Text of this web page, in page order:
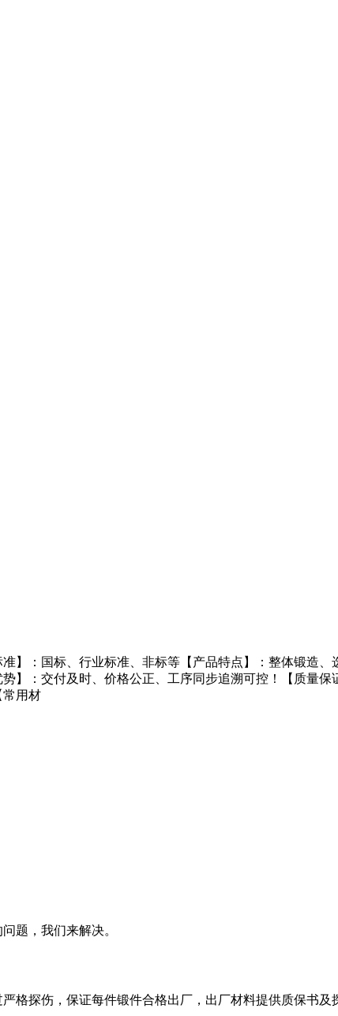
】：国标、行业标准、非标等【产品特点】：整体锻造
】：交付及时、价格公正、工序同步追溯可控！【质量
常用材
问题，我们来解决。
格探伤，保证每件锻件合格出厂，出厂材料提供质保书及